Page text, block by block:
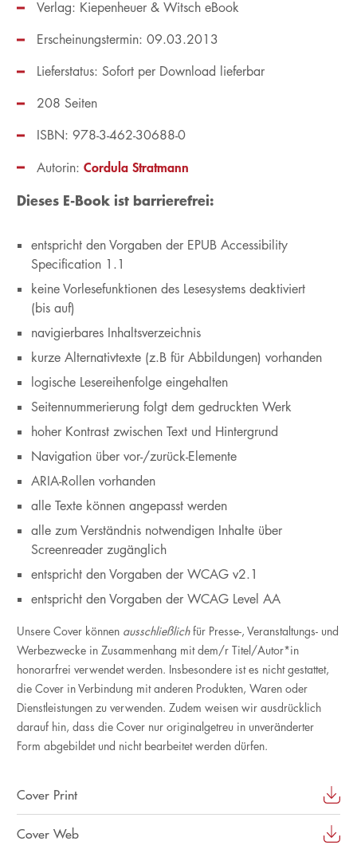
Verlag: Kiepenheuer & Witsch eBook
Erscheinungstermin: 09.03.2013
Lieferstatus: Sofort per Download lieferbar
ISBN: 978-3-462-30688-0
208 Seiten
Autorin: Cordula Stratmann
Dieses E-Book ist barrierefrei:
entspricht den Vorgaben der EPUB Accessibility
Specification 1.1
keine Vorlesefunktionen des Lesesystems deaktiviert
(bis auf)
navigierbares Inhaltsverzeichnis
kurze Alternativtexte (z.B für Abbildungen) vorhanden
logische Lesereihenfolge eingehalten
Seitennummerierung folgt dem gedruckten Werk
hoher Kontrast zwischen Text und Hintergrund
Navigation über vor-/zurück-Elemente
ARIA-Rollen vorhanden
alle Texte können angepasst werden
alle zum Verständnis notwendigen Inhalte über
Screenreader zugänglich
entspricht den Vorgaben der WCAG v2.1
entspricht den Vorgaben der WCAG Level AA
Unsere Cover können ausschließlichfür Presse-, Veranstaltungs- und
Werbezwecke in Zusammenhang mit dem/r Titel/Autor*in
honorarfrei verwendet werden. Insbesondere ist es nicht gestattet,
die Cover in Verbindung mit anderen Produkten, Waren oder
Dienstleistungen zu verwenden. Zudem weisen wir ausdrücklich
darauf hin, dass die Cover nur originalgetreu in unveränderter
Form abgebildet und nicht bearbeitet werden dürfen.
Cover Print
Cover Web